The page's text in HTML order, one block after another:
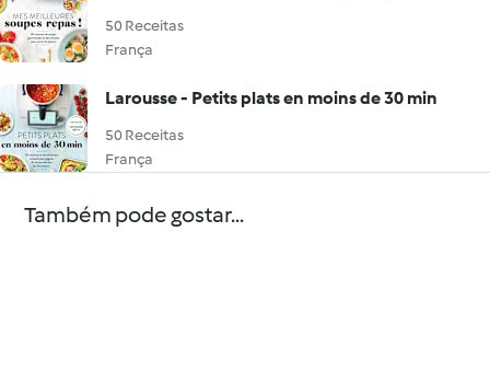
50 Receitas
França
Larousse - Petits plats en moins de 30 min
50 Receitas
França
Também pode gostar...